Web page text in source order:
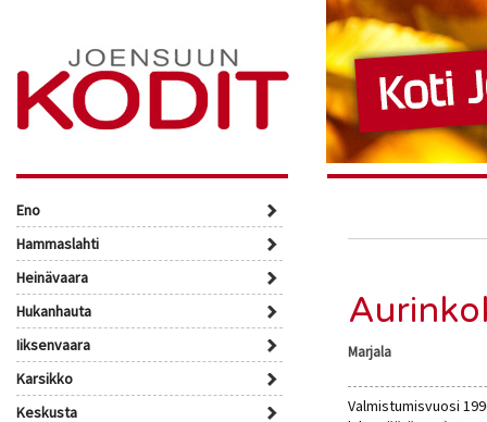
Eno
Hammaslahti
Heinävaara
Hukanhauta
Iiksenvaara
Karsikko
Keskusta
Marjala
Valmistumisvuosi